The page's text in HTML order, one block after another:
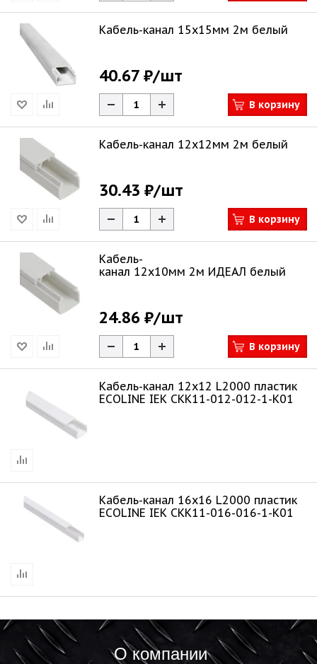
Кабель-канал 15х15мм 2м белый
40.67 ₽/шт
В корзину
Кабель-канал 12х12мм 2м белый
30.43 ₽/шт
В корзину
Кабель-
канал 12х10мм 2м ИДЕАЛ белый
24.86 ₽/шт
В корзину
Кабель-канал 12х12 L2000 пластик
ECOLINE IEK CKK11-012-012-1-K01
Кабель-канал 16х16 L2000 пластик
ECOLINE IEK CKK11-016-016-1-K01
О компании